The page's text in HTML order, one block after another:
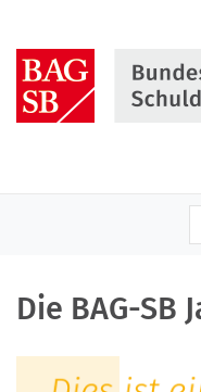
Inhalt
springen
Die BAG-SB